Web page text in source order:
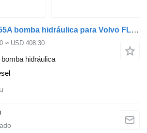
Eaton 411AK00155A bomba hidráulica para Volvo FL camión
≈ USD 408.30
hidráulica